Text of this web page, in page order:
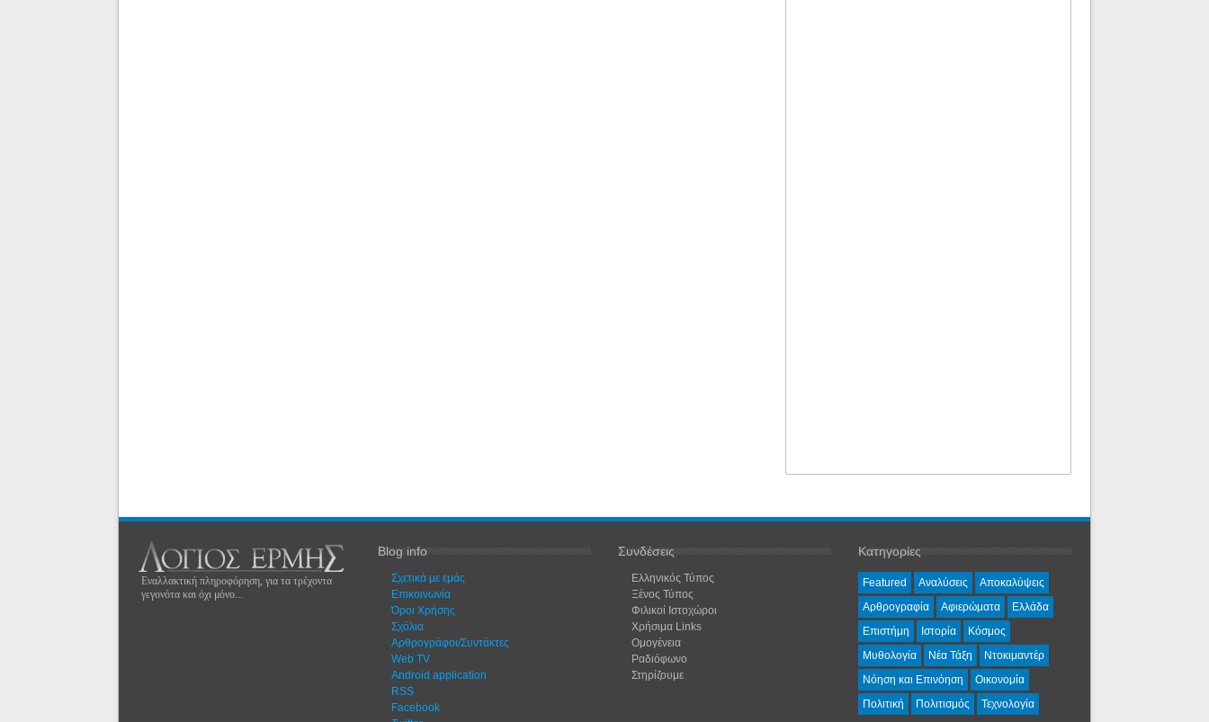
Εναλλακτική πληροφόρηση, για τα τρέχοντα
γεγονότα και όχι μόνο...
Blog info
Σχετικά με εμάς
Eπικοινωνία
Όροι Χρήσης
Σχόλια
Αρθρογράφοι/Συντάκτες
Web TV
Android application
RSS
Facebook
Συνδέσεις
Ελληνικός Τύπος
Ξένος Τύπος
Φιλικοί Ιστοχώροι
Χρήσιμα Links
Ομογένεια
Ραδιόφωνο
Στηρίζουμε
Κατηγορίες
Featured Αναλύσεις
Αποκαλύψεις
Αρθρογραφία
Αφιερώματα
Ελλάδα
Επιστήμη
Ιστορία
Κόσμος
Μυθολογία
Νέα Τάξη
Ντοκιμαντέρ
Νόηση και Επινόηση
Οικονομία
Πολιτική
Πολιτισμός Τεχνολογία